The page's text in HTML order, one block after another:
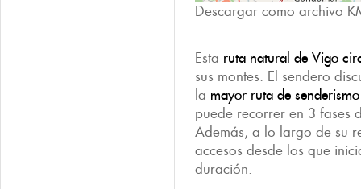
Descargar como archivo
Esta ruta natural de Vigo
sus montes. El sendero
la mayor ruta de
puede recorrer en 3 fases
Además, a lo largo de su
accesos desde los que
duración.